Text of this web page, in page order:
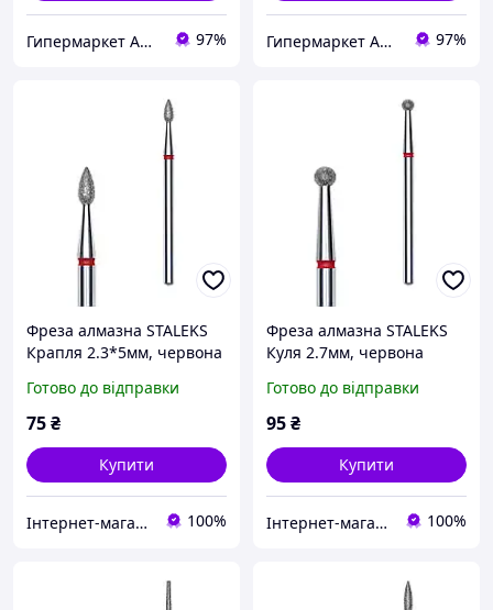
Гипермаркет АВІТАЛА 97% Гипермаркет АВІТАЛА 97%
Фреза алмазна STALEKS
Крапля 2.3*5мм, червона
Готово до відправки
75₴
Купити
Інтернет-магазин ZakharenkoStudio 100%
Фреза алмазна STALEKS
Куля 2.7мм, червона
Готово до відправки
95₴
Купити
Інтернет-магазин ZakharenkoStudio 100%